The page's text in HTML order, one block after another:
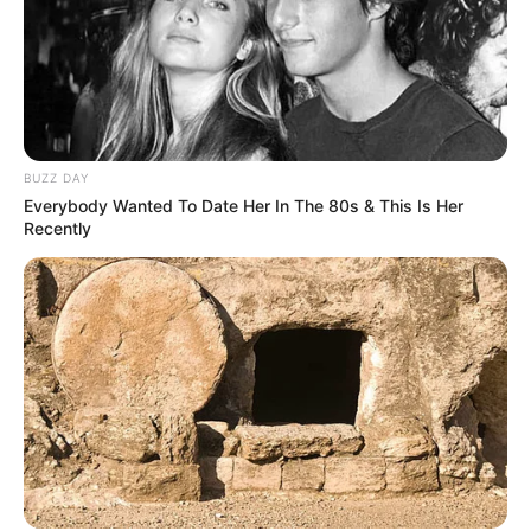
(foto: wsj)
Berikut ini adalah beberapa aturan penting yang harus dipatuhi
saat pertandingan renang.
Perenang wajib memakai pakaian khusus untuk berenang dan
kacamata pelindung dari air.
Ukuran kolam untuk berenang adalah 50 m (untuk lintasan
BUZZ DAY
Everybody Wanted To Date Her In The 80s & This Is Her
Recently